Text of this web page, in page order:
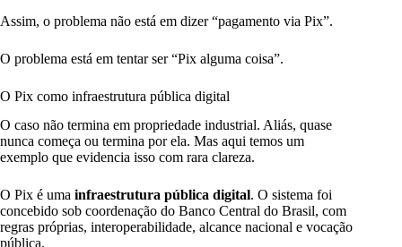
Assim, o problema não está em dizer “pagamento via Pix”.
O problema está em tentar ser “Pix alguma coisa”.
O Pix como infraestrutura pública digital
O caso não termina em propriedade industrial. Aliás, quase
nunca começa ou termina por ela. Mas aqui temos um
exemplo que evidencia isso com rara clareza.
O Pix é uma infraestrutura pública digital. O sistema foi
concebido sob coordenação do Banco Central do Brasil, com
regras próprias, interoperabilidade, alcance nacional e vocação
pública.